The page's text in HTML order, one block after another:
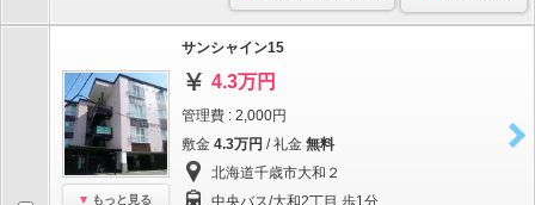
もっと見る
サンシャイン15
4.3万円
管理費 : 2,000円
敷金 4.3万円 / 礼金 無料
北海道千歳市大和２
中央バス/大和2丁目 歩1分